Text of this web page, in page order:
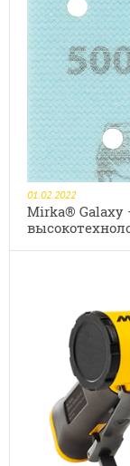
01.02.2022
Mirka® Galaxy